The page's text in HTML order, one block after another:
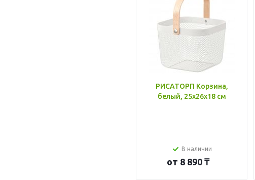
РИСАТОРП Корзина,
белый, 25x26x18 см
В наличии
от 8 890 ₸